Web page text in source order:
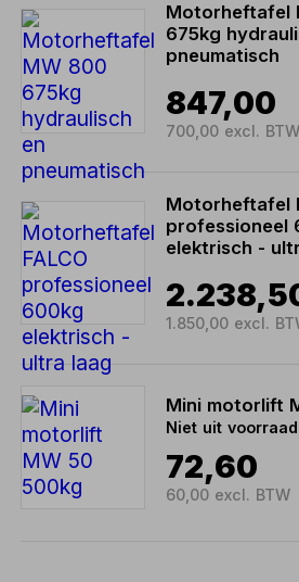
Motorheftafel
675kg
pneumatisch
847,00
700,00 excl. BTW
Motorheftafel
professioneel
elektrisch -
1.850,00 excl.
Mini motorlift
Niet uit
72,60
60,00 excl. BTW